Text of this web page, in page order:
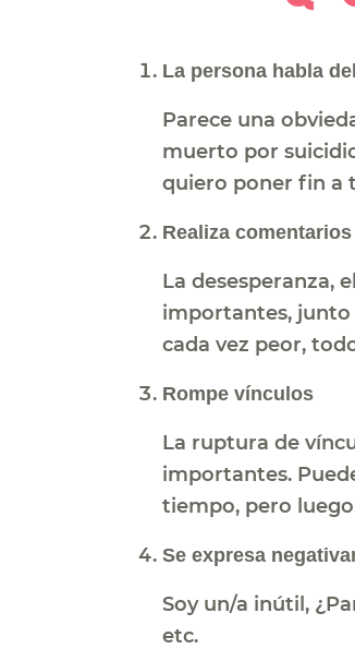
La persona habla
Parece una
muerto por
quiero poner fin a
Realiza
La desesperanza,
importantes, junto
cada vez peor,
Rompe vínculos
La ruptura de
importantes.
tiempo, pero
Se expresa
Soy un/a inútil,
etc.